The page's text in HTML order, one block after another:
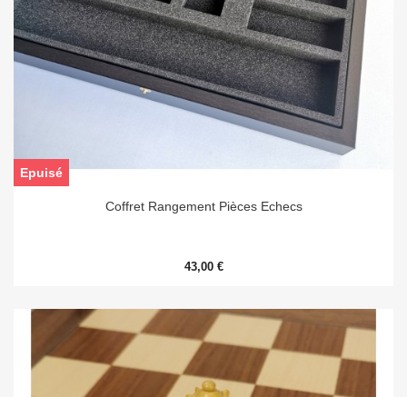
Coffret Rangement Pièces Echecs
43,00 €
Epuisé